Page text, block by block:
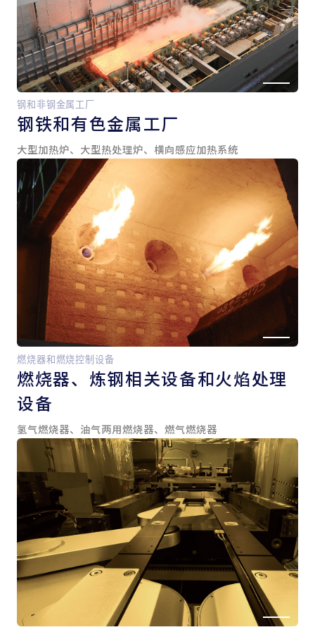
钢和非钢金属工厂
钢铁和有色金属工厂
大型加热炉、大型热处理炉、横向感应加热系统
燃烧器和燃烧控制设备
燃烧器、 炼钢相关设备和火焰处理
设备
氢气燃烧器、油气两用燃烧器、燃气燃烧器